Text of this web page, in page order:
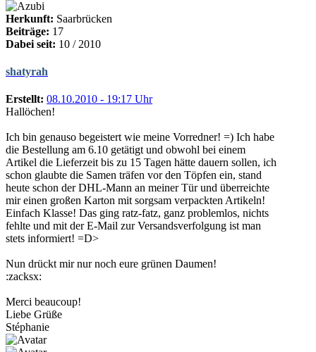
Herkunft: Saarbrücken
Beiträge: 17
Dabei seit: 10 / 2010
shatyrah
Erstellt: 08.10.2010 - 19:17 Uhr
Hallöchen!
Ich bin genauso begeistert wie meine Vorredner! =) Ich habe
die Bestellung am 6.10 getätigt und obwohl bei einem
Artikel die Lieferzeit bis zu 15 Tagen hätte dauern sollen, ich
schon glaubte die Samen träfen vor den Töpfen ein, stand
heute schon der DHL-Mann an meiner Tür und überreichte
mir einen großen Karton mit sorgsam verpackten Artikeln!
Einfach Klasse! Das ging ratz-fatz, ganz problemlos, nichts
fehlte und mit der E-Mail zur Versandsverfolgung ist man
stets informiert! =D>
Nun drückt mir nur noch eure grünen Daumen!
:zacksx:
Merci beaucoup!
Liebe Grüße
Stéphanie